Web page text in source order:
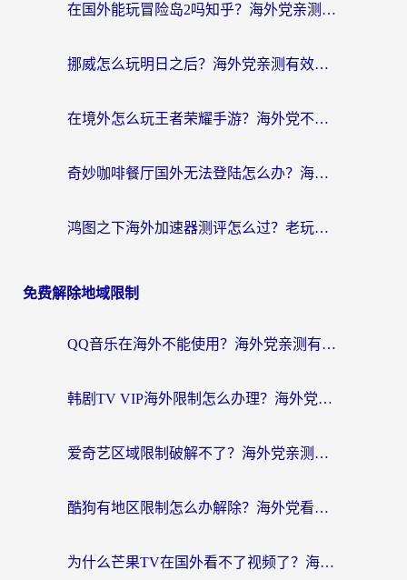
在国外能玩冒险岛2吗知乎？海外党亲测有效的国服游戏加速指南
挪威怎么玩明日之后？海外党亲测有效的国服游戏加速指南
在境外怎么玩王者荣耀手游？海外党不卡顿的终极加速器选择指南
奇妙咖啡餐厅国外无法登陆怎么办？海外党必看的国服游戏加速全攻略
鸿图之下海外加速器测评怎么过？老玩家亲测有效的选择指南
免费解除地域限制
QQ音乐在海外不能使用？海外党亲测有效的回国加速解决方案来了
韩剧TV VIP海外限制怎么办理？海外党追剧看国内内容的实用指南
爱奇艺区域限制破解不了？海外党亲测有效的回国加速方案来了
酷狗有地区限制怎么办解除？海外党看国内剧听音乐的实用加速器指南
为什么芒果TV在国外看不了视频了？海外党追剧的终极解决方案来了